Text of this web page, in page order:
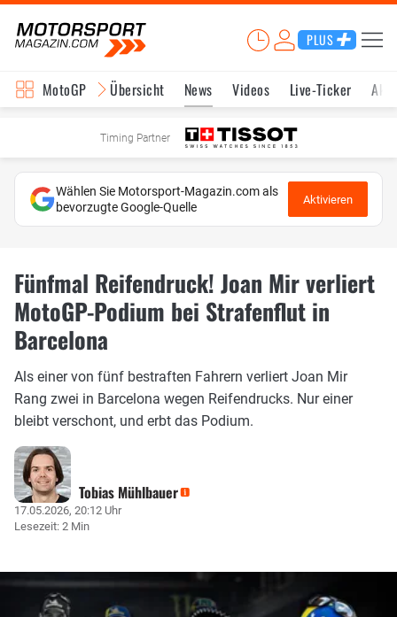
PLUS
MotoGP Übersicht News Videos Live-Ticker
Timing Partner
Wählen Sie Motorsport-Magazin.com als
bevorzugte Google-Quelle
Aktivieren
Fünfmal Reifendruck! Joan Mir verliert
MotoGP-Podium bei Strafenflut in
Barcelona
Als einer von fünf bestraften Fahrern verliert Joan Mir
Rang zwei in Barcelona wegen Reifendrucks. Nur einer
bleibt verschont, und erbt das Podium.
Tobias Mühlbauer
17.05.2026, 20:12 Uhr
Lesezeit: 2 Min